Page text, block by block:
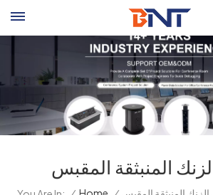
المنبثقة المقبس